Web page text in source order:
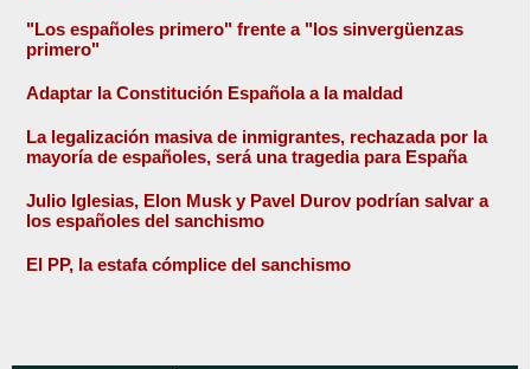
"Los españoles primero" frente a "los sinvergüenzas
primero"
Adaptar la Constitución Española a la maldad
La legalización masiva de inmigrantes, rechazada por la
mayoría de españoles, será una tragedia para España
Julio Iglesias, Elon Musk y Pavel Durov podrían salvar a
los españoles del sanchismo
El PP, la estafa cómplice del sanchismo